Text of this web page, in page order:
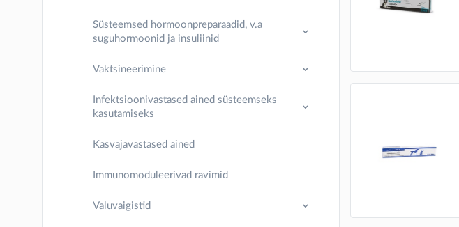
Süsteemsed hormoonpreparaadid, v.a
suguhormoonid ja insuliinid
Vaktsineerimine
Infektsioonivastased ained süsteemseks
kasutamiseks
Kasvajavastased ained
Immunomoduleerivad ravimid
Valuvaigistid